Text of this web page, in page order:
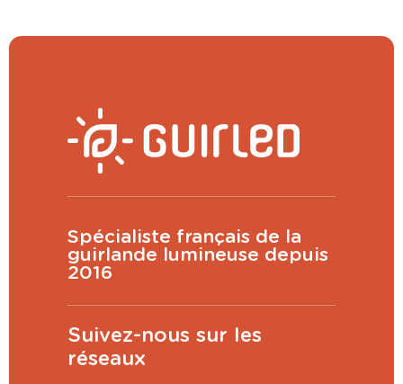
Spécialiste français de la
guirlande lumineuse depuis
2016
Suivez-nous sur les
réseaux